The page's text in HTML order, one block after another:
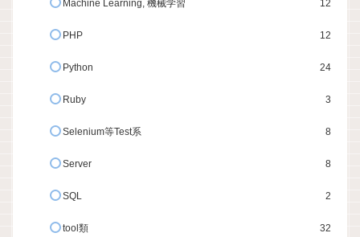
Machine Learning, 機械学習 12
PHP 12
Python 24
Ruby 3
Selenium等Test系 8
Server 8
SQL 2
tool類 32